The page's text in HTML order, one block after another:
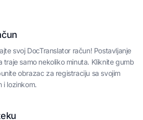
svoj DocTranslator račun! Postavljanje
traje samo nekoliko minuta. Kliknite gumb
obrazac za registraciju sa svojim
i lozinkom.